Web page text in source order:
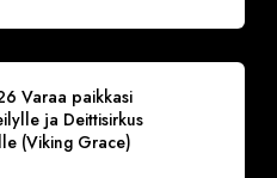
Varaa paikkasi
ja Deittisirkus
(Viking Grace)